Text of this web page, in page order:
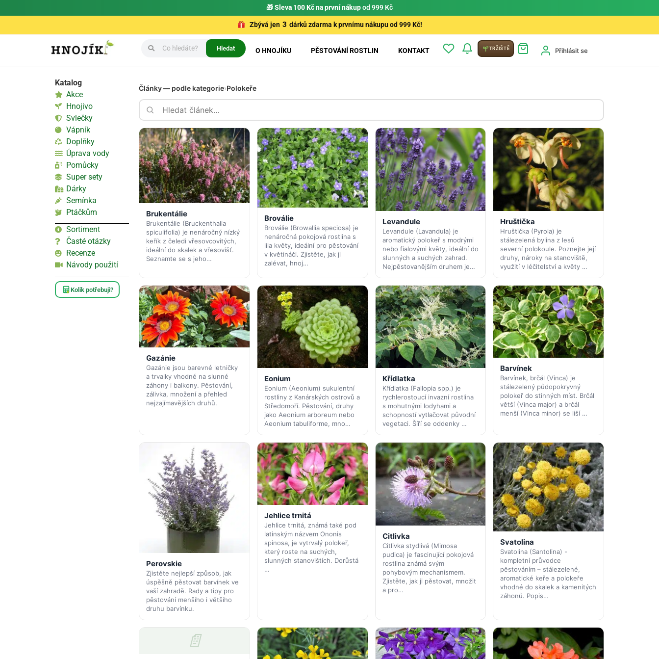
🚚Zásilkovna zdarma od 1700 Kč
Zbývá jen 3 dárků zdarma k prvnímu nákupu od 999 Kč!
Hledat O HNOJÍKU PĚSTOVÁNÍ ROSTLIN KONTAKT TRŽIŠTĚ Přihlásit se
Katalog
Akce
Hnojivo
Svlečky
Vápník
Doplňky
Úprava vody
Pomůcky
Super sety
Dárky
Semínka
Ptáčkům
Sortiment
Časté otázky
Recenze
Návody použití
Kolik potřebuji?
Články — podle kategorie›Polokeře
Brukentálie
Brukentálie (Bruckenthalia
spiculifolia) je nenáročný nízký
keřík z čeledi vřesovcovitých,
ideální do skalek a vřesovišť.
Seznamte se s jeho…
Broválie
Broválie (Browallia speciosa) je
nenáročná pokojová rostlina s
lila květy, ideální pro pěstování
v květináči. Zjistěte, jak ji
zalévat, hnoj…
Levandule
Levandule (Lavandula) je
aromatický polokeř s modrými
nebo fialovými květy, ideální do
slunných a suchých zahrad.
Nejpěstovanějším druhem je…
Hruštička
Hruštička (Pyrola) je
stálezelená bylina z lesů
severní polokoule. Poznejte její
druhy, nároky na stanoviště,
využití v léčitelství a květy …
Gazánie
Gazánie jsou barevné letničky
a trvalky vhodné na slunné
záhony i balkony. Pěstování,
zálivka, množení a přehled
nejzajímavějších druhů.
Eonium
Eonium (Aeonium) sukulentní
rostliny z Kanárských ostrovů a
Středomoří. Pěstování, druhy
jako Aeonium arboreum nebo
Aeonium tabuliforme, mno…
Křídlatka
Křídlatka (Fallopia spp.) je
rychlerostoucí invazní rostlina
s mohutnými lodyhami a
schopností vytlačovat původní
vegetaci. Šíří se oddenky …
Barvínek
Barvínek, brčál (Vinca) je
stálezelený půdopokryvný
polokeř do stinných míst. Brčál
větší (Vinca major) a brčál
menší (Vinca minor) se liší …
Perovskie
Zjistěte nejlepší způsob, jak
úspěšně pěstovat barvínek ve
vaší zahradě. Rady a tipy pro
pěstování menšího i většího
druhu barvínku.
Jehlice trnitá
Jehlice trnitá, známá také pod
latinským názvem Ononis
spinosa, je vytrvalý polokeř,
který roste na suchých,
slunných stanovištích. Dorůstá
…
Citlivka
Citlivka stydlivá (Mimosa
pudica) je fascinující pokojová
rostlina známá svým
pohybovým mechanismem.
Zjistěte, jak ji pěstovat, množit
a pro…
Svatolina
Svatolina (Santolina) -
kompletní průvodce
pěstováním – stálezelené,
aromatické keře a polokeře
vhodné do skalek a kamenitých
záhonů. Popis…
📄